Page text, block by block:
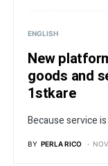
ENGLISH
New
goods and
1stkare
Because service
BY PERLA RICO